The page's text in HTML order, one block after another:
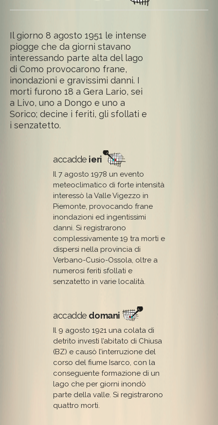
Il giorno 8 agosto 1951 le intense
piogge che da giorni stavano
interessando parte alta del lago
di Como provocarono frane,
inondazioni e gravissimi danni. I
morti furono 18 a Gera Lario, sei
a Livo, uno a Dongo e uno a
Sorico; decine i feriti, gli sfollati e
i senzatetto.
accadde ieri
Il 7 agosto 1978 un evento
meteoclimatico di forte intensità
interessò la Valle Vigezzo in
Piemonte, provocando frane
inondazioni ed ingentissimi
danni. Si registrarono
complessivamente 19 tra morti e
dispersi nella provincia di
Verbano-Cusio-Ossola, oltre a
numerosi feriti sfollati e
senzatetto in varie località.
accadde domani
Il 9 agosto 1921 una colata di
detrito investì l’abitato di Chiusa
(BZ) e causò l’interruzione del
corso del fiume Isarco, con la
conseguente formazione di un
lago che per giorni inondò
parte della valle. Si registrarono
quattro morti.